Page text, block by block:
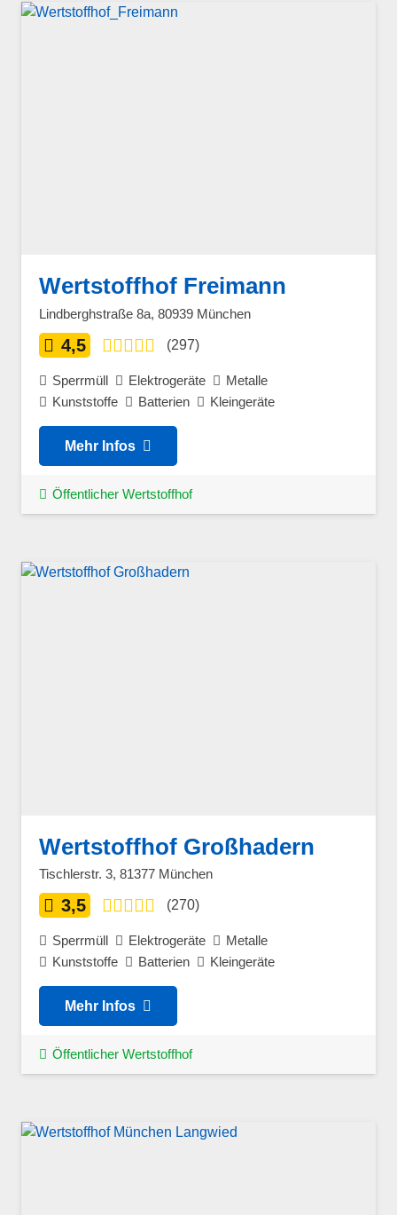
Wertstoffhof Freimann
Lindberghstraße 8a, 80939 München
4,5 (297)
Sperrmüll Elektrogeräte
Metalle
Kunststoffe
Batterien Kleingeräte
Mehr Infos
Öffentlicher Wertstoffhof
Wertstoffhof Großhadern
Tischlerstr. 3, 81377 München
3,5 (270)
Sperrmüll Elektrogeräte
Metalle
Kunststoffe
Batterien Kleingeräte
Mehr Infos
Öffentlicher Wertstoffhof